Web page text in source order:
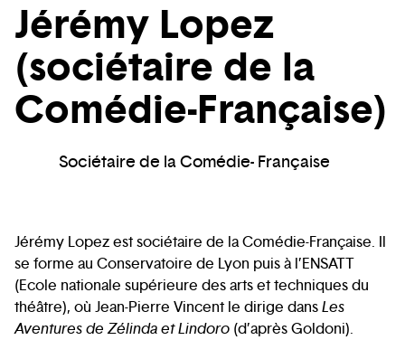
Jérémy Lopez
(sociétaire de la
Comédie-Française)
Sociétaire de la Comédie- Française
Jérémy Lopez est sociétaire de la Comédie-Française. Il
se forme au Conservatoire de Lyon puis à l’ENSATT
(Ecole nationale supérieure des arts et techniques du
théâtre), où Jean-Pierre Vincent le dirige dansLes
Aventures de Zélinda et Lindoro (d’après Goldoni).